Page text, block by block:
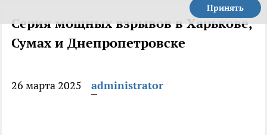
Принять
Серия мощных взрывов в Харькове,
Сумах и Днепропетровске
26 марта 2025 administrator